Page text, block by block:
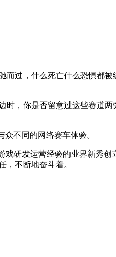
过，什么死亡什么恐惧都
时，你是否留意过这些赛道两
不同的网络赛车体验。
研发运营经验的业界新秀创
不断地奋斗着。